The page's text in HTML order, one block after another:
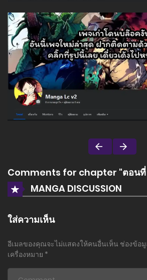
Comments for chapter "ตอนที่
MANGA DISCUSSION
ใส่ความเห็น
อีเมลของคุณจะไม่แสดงให้คนอื่นเห็น ช่องข้อ
เครื่องหมาย *